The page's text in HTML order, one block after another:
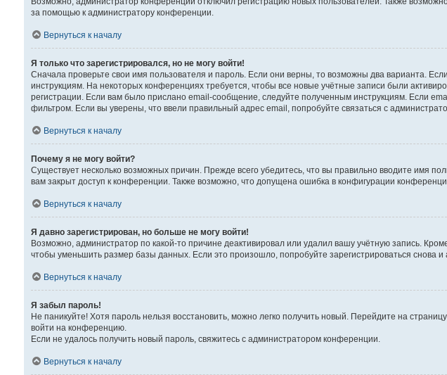
за помощью к администратору конференции.
Вернуться к началу
Я только что зарегистрировался, но не могу войти!
Сначала проверьте свои имя пользователя и пароль. Если они верны, то возможны два варианта.
инструкциям. На некоторых конференциях требуется, чтобы все новые учётные записи были
регистрации. Если вам было прислано email-сообщение, следуйте полученным инструкциям. Если
фильтром. Если вы уверены, что ввели правильный адрес email, попробуйте связаться с
Вернуться к началу
Почему я не могу войти?
Существует несколько возможных причин. Прежде всего убедитесь, что вы правильно вводите имя
вам закрыт доступ к конференции. Также возможно, что допущена ошибка в конфигурации
Вернуться к началу
Я давно зарегистрирован, но больше не могу войти!
Возможно, администратор по какой-то причине деактивировал или удалил вашу учётную запись.
чтобы уменьшить размер базы данных. Если это произошло, попробуйте зарегистрироваться снова и
Вернуться к началу
Я забыл пароль!
Не паникуйте! Хотя пароль нельзя восстановить, можно легко получить новый. Перейдите на
войти на конференцию.
Если не удалось получить новый пароль, свяжитесь с администратором конференции.
Вернуться к началу